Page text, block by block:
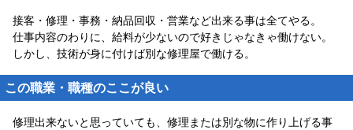
接客・修理・事務・納品回収・営業など出来る事は全てやる。
仕事内容のわりに、給料が少ないので好きじゃなきゃ働けない。
しかし、技術が身に付けば別な修理屋で働ける。
この職業・職種のここが良い
修理出来ないと思っていても、修理または別な物に作り上げる事